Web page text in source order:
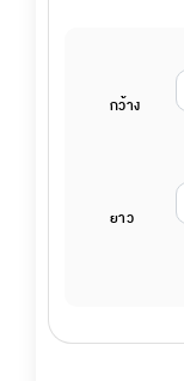
กว้าง
ยาว